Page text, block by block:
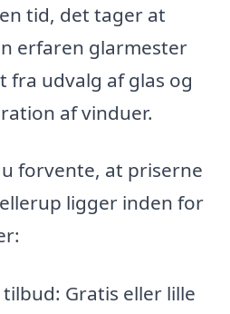
tid, det tager at
erfaren glarmester
fra udvalg af glas og
af vinduer.
forvente, at priserne
ligger inden for
Gratis eller lille